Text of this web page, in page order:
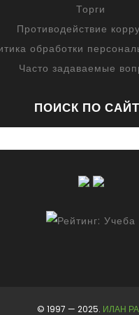
Торги
Противодействие
обработки
Часто задаваемые
ПОИСК ПО
© 1997 — 2025. ИЛАН